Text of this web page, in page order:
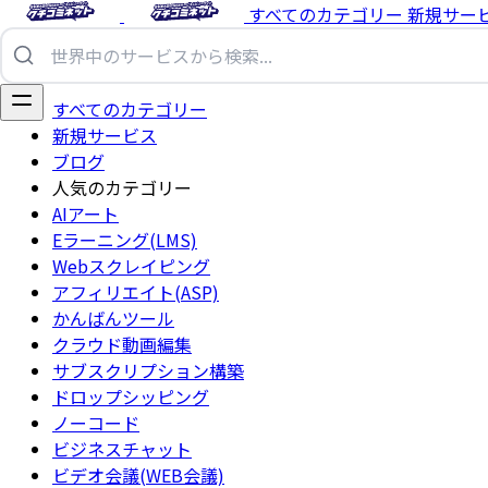
すべてのカテゴリー 新規サー
すべてのカテゴリー
新規サービス
ブログ
人気のカテゴリー
AIアート
Eラーニング(LMS)
Webスクレイピング
アフィリエイト(ASP)
かんばんツール
クラウド動画編集
サブスクリプション構築
ドロップシッピング
ノーコード
ビジネスチャット
ビデオ会議(WEB会議)